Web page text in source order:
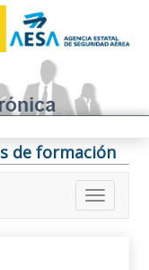
de formación